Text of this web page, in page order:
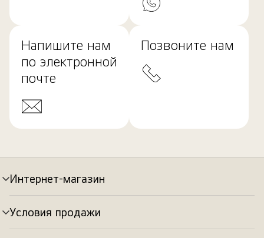
Напишите нам
по электронной
почте
Позвоните нам
Интернет-магазин
Переключатель
меню
Условия продажи
Переключатель
меню